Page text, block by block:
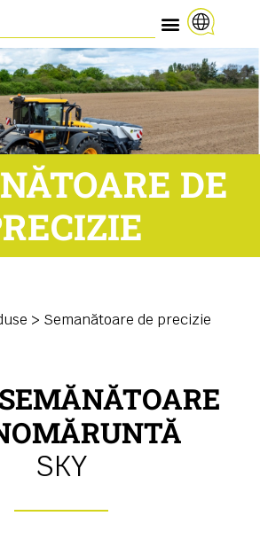
DE
> Semanătoare de precizie
SKY